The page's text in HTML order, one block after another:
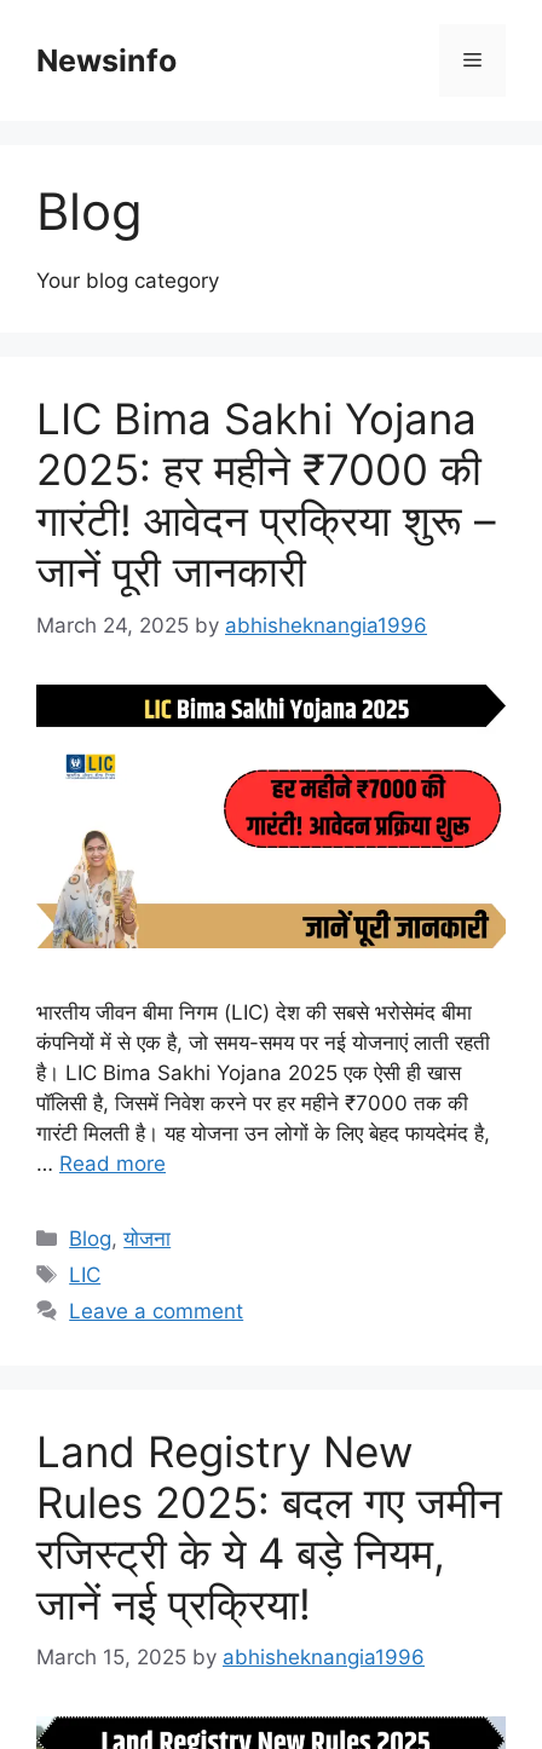
contentNewsinfo Menu
Blog
Your blog category
LIC Bima Sakhi Yojana
2025: हर महीने ₹7000 की
गारंटी! आवेदन प्रक्रिया शुरू –
जानें पूरी जानकारी
March 24, 2025 by abhisheknangia1996
भारतीय जीवन बीमा निगम (LIC) देश की सबसे भरोसेमंद बीमा
कंपनियों में से एक है, जो समय-समय पर नई योजनाएं लाती रहती
है। LIC Bima Sakhi Yojana 2025 एक ऐसी ही खास
पॉलिसी है, जिसमें निवेश करने पर हर महीने ₹7000 तक की
गारंटी मिलती है। यह योजना उन लोगों के लिए बेहद फायदेमंद है,
… Read more
Categories
Blog,योजना
Tags
LIC
Leave a comment
Land Registry New
Rules 2025: बदल गए जमीन
रजिस्ट्री के ये 4 बड़े नियम,
जानें नई प्रक्रिया!
March 15, 2025 by abhisheknangia1996